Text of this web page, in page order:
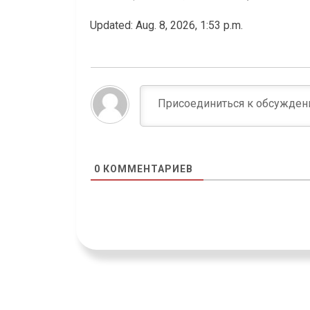
Updated: Aug. 8, 2026, 1:53 p.m.
0 КОММЕНТАРИЕВ